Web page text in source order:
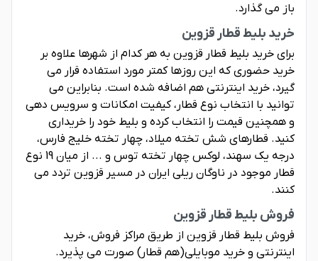
باز می گذارد.
خرید بلیط قطار قزوین
برای خرید بلیط قطار قزوین به هر کدام از شهرها علاوه بر
خرید حضوری که این روزها کمتر مورد استفاده قرار می
گیرد، خرید اینترنتی هم اضافه شده است. بنابراین می
توانید با انتخاب نوع قطار، کیفیت امکانات و سرویس دهی
و همچنین قیمت را انتخاب کرده و بلیط خود را خریداری
کنید. قطارهای شش تخته میلاد، چهار تخته خلیج فارس،
درجه یک سهند، لوکس چهار تخته توس و ... از میان 19 نوع
قطار موجود در ناوگان ریلی ایران در مسیر قزوین تردد می
کنند.
فروش بلیط قطار قزوین
فروش بلیط قطار قزوین از طریق مراکز فروش، خرید
اینترنتی و خرید موبایلی(هم قطار) صورت می پذیرد.